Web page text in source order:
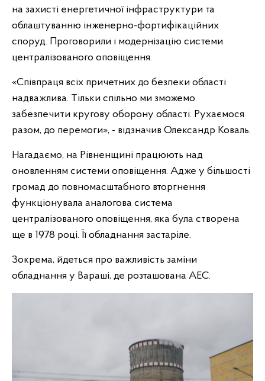
на захисті енергетичної інфраструктури та
облаштуванню інженерно-фортифікаційних
споруд. Проговорили і модернізацію системи
централізованого оповіщення.
«Співпраця всіх причетних до безпеки області
надважлива. Тільки спільно ми зможемо
забезпечити кругову оборону області. Рухаємося
разом, до перемоги», - відзначив Олександр Коваль.
Нагадаємо, на Рівненщині працюють над
оновленням системи оповіщення. Адже у більшості
громад до повномасштабного вторгнення
функціонувала аналогова система
централізованого оповіщення, яка була створена
ще в 1978 році. Її обладнання застаріле.
Зокрема, йдеться про важливість заміни
обладнання у Вараші, де розташована АЕС.